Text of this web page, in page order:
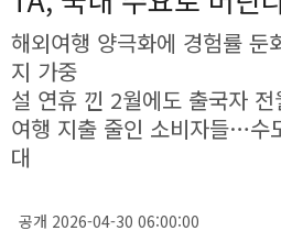
해외여행 양극화에 경험률
지 가중
설 연휴 낀 2월에도 출국자
여행 지출 줄인 소비자들…수
대
공개 2026-04-30 06:00:00